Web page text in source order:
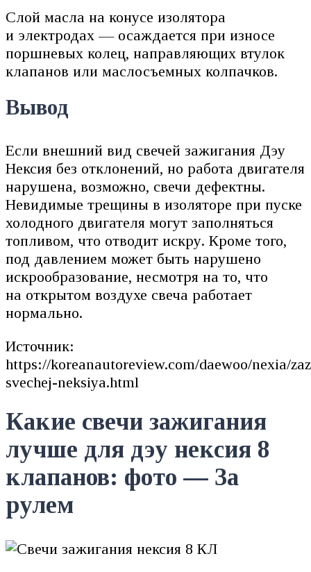
Слой масла на конусе изолятора
и электродах — осаждается при износе
поршневых колец, направляющих втулок
клапанов или маслосъемных колпачков.
Вывод
Если внешний вид свечей зажигания Дэу
Нексия без отклонений, но работа двигателя
нарушена, возможно, свечи дефектны.
Невидимые трещины в изоляторе при пуске
холодного двигателя могут заполняться
топливом, что отводит искру. Кроме того,
под давлением может быть нарушено
искрообразование, несмотря на то, что
на открытом воздухе свеча работает
нормально.
Источник:
https://koreanautoreview.com/daewoo/nexia/
svechej-neksiya.html
Какие свечи зажигания
лучше для дэу нексия 8
клапанов: фото — За
рулем